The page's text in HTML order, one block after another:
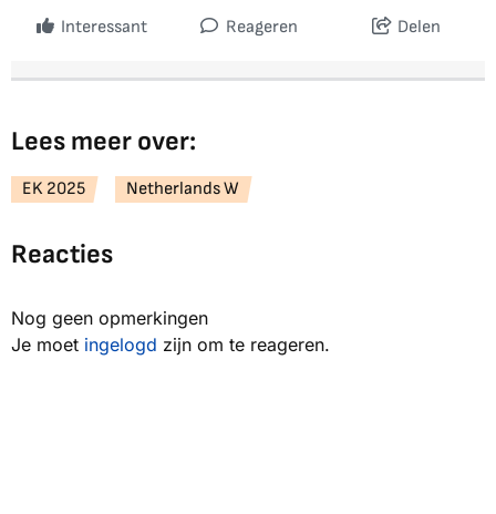
Interessant Reageren Delen
Lees meer over:
EK 2025 Netherlands W
Reacties
Nog geen opmerkingen
Je moet ingelogd zijn om te reageren.